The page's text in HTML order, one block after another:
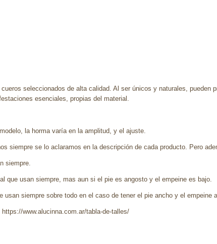
seleccionados de alta calidad. Al ser únicos y naturales, pueden
esenciales, propias del material.
la horma varía en la amplitud, y el ajuste.
siempre se lo aclaramos en la descripción de cada producto. Pero
siempre.
que usan siempre, mas aun si el pie es angosto y el empeine es bajo.
usan siempre sobre todo en el caso de tener el pie ancho y el empeine
www.alucinna.com.ar/tabla-de-talles/